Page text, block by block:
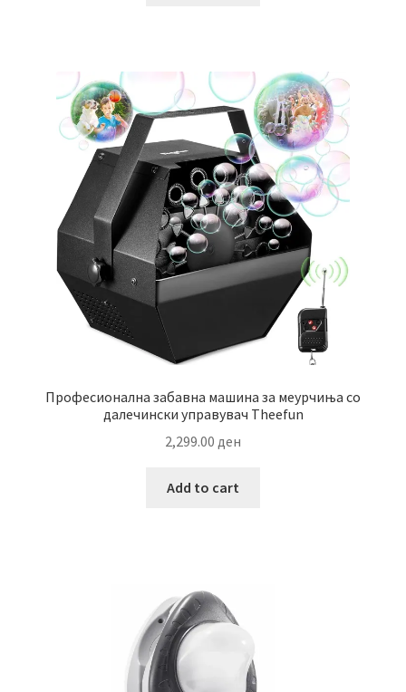
Професионална забавна машина за меурчиња со
далечински управувач Theefun
2,299.00 ден
Add to cart